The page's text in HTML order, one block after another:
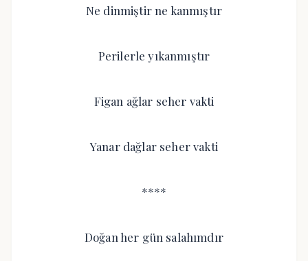
Ne dinmiştir ne kanmıştır
Perilerle yıkanmıştır
Figan ağlar seher vakti
Yanar dağlar seher vakti
****
Doğan her gün salahımdır